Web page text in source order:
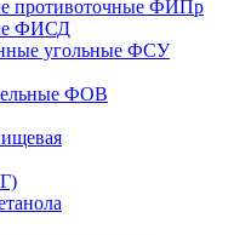
противоточные ФИПр
ФИСД
угольные ФСУ
ФОВ